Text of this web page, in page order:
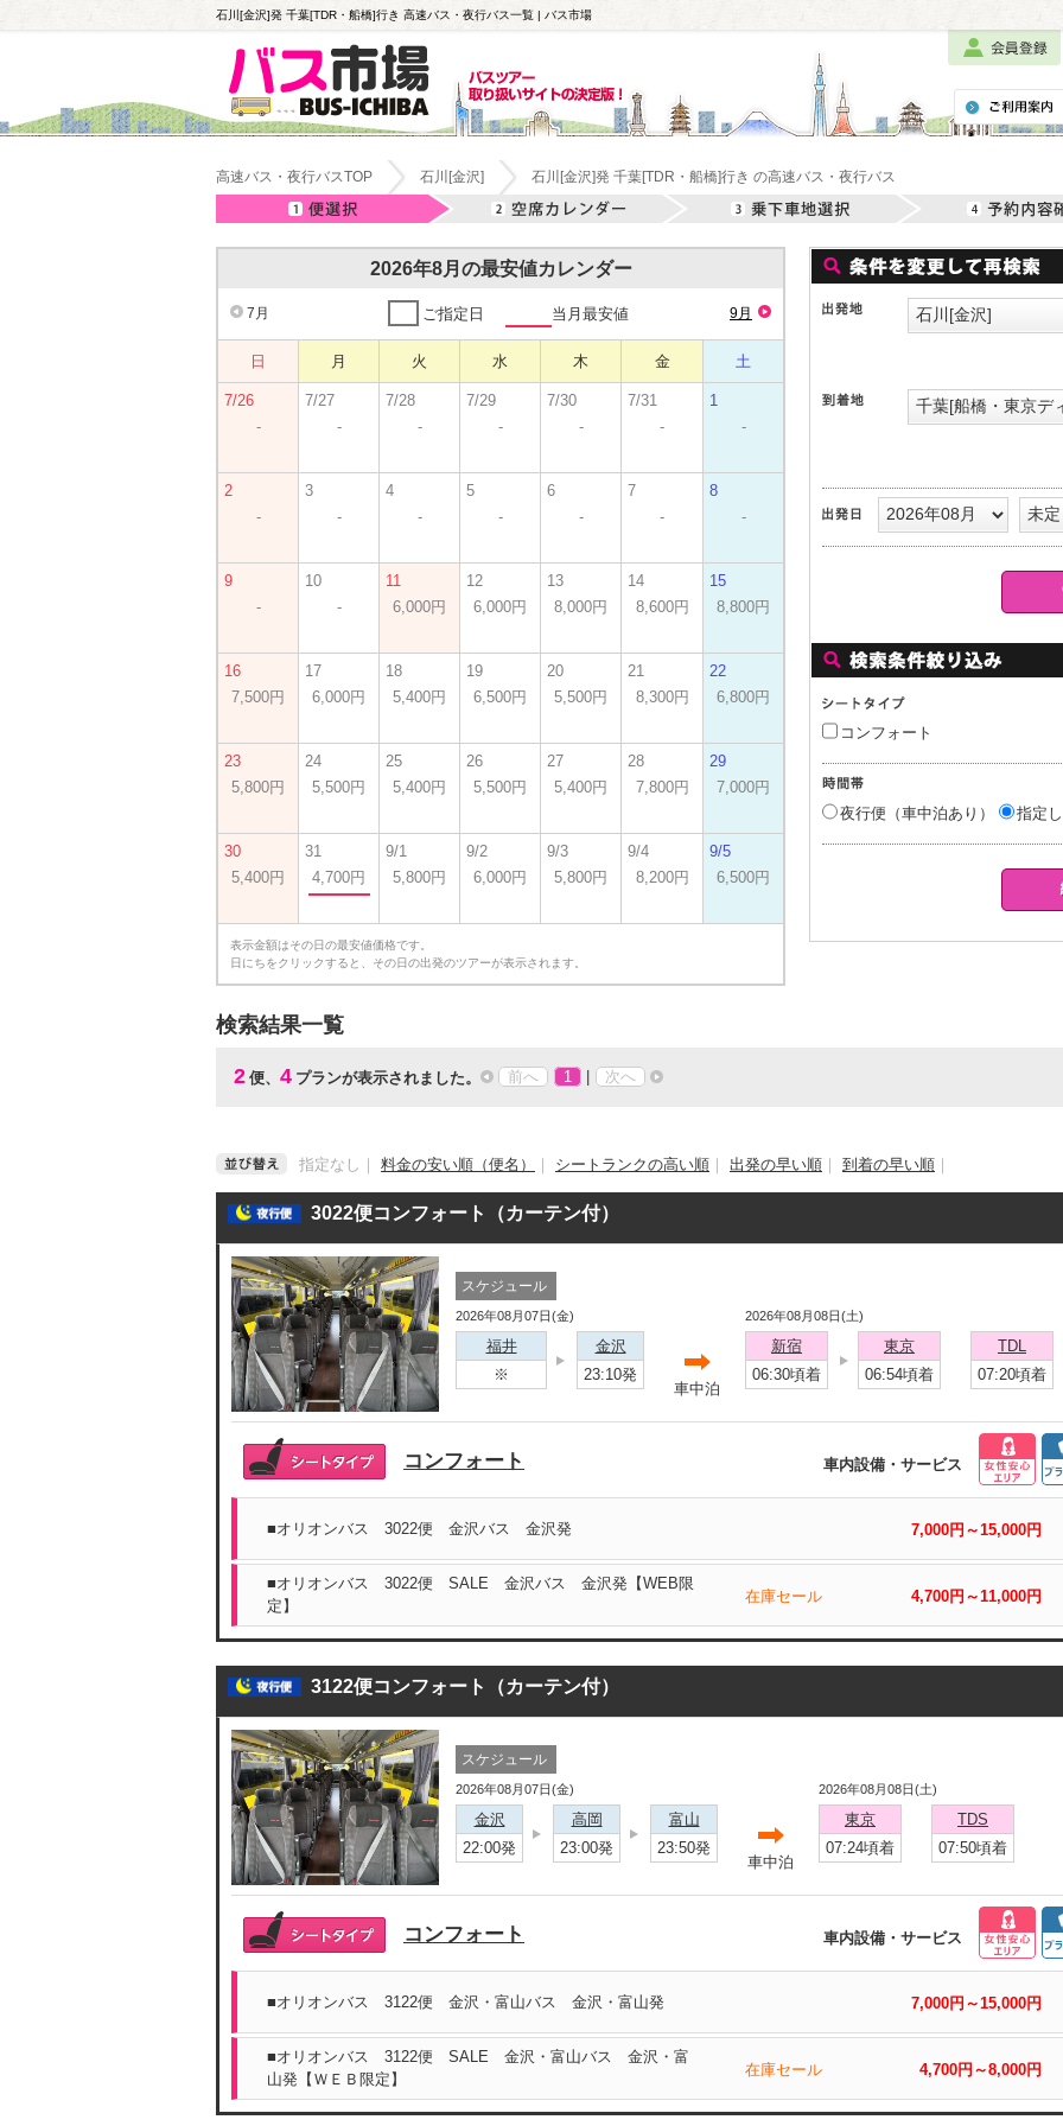
石川[金沢]発 千葉[TDR・船橋]行き 高速バス・夜行バス一覧 | バス市場
高速バス・夜行バスTOP 石川[金沢] 石川[金沢]発 千葉[TDR・船橋]行き の高速バス・夜行バス
2026年8月の最安値カレンダー
7月 9月
ご指定日 当月最安値
日 月 火 水 木 金 土
7/26
-
7/27
-
7/28
-
7/29
-
7/30
-
7/31
-
1
-
2
-
3
-
4
-
5
-
6
-
7
-
8
-
9
-
10
-
11
6,000円
12
6,000円
13
8,000円
14
8,600円
15
8,800円
16
7,500円
17
6,000円
18
5,400円
19
6,500円
20
5,500円
21
8,300円
22
6,800円
23
5,800円
24
5,500円
25
5,400円
26
5,500円
27
5,400円
28
7,800円
29
7,000円
30
5,400円
31
4,700円
9/1
5,800円
9/2
6,000円
9/3
5,800円
9/4
8,200円
9/5
6,500円
表示金額はその日の最安値価格です。
日にちをクリックすると、その日の出発のツアーが表示されます。
コンフォート
夜行便（車中泊あり） 指定
検索結果一覧
2 便、 4 プランが表示されました。 前へ 1 次へ
指定なし 料金の安い順（便名） シートランクの高い順 出発の早い順 到着の早い順
3022便コンフォート（カーテン付）
スケジュール
2026年08月07日(金)
福井
※
金沢
23:10発
車中泊
2026年08月08日(土)
新宿
06:30頃着
東京
06:54頃着
TDL
07:20頃着
コンフォート 車内設備・サービス
■オリオンバス 3022便 金沢バス 金沢発 7,000円～15,000円
■オリオンバス 3022便 SALE 金沢バス 金沢発【WEB限
定】
在庫セール 4,700円～11,000円
3122便コンフォート（カーテン付）
スケジュール
2026年08月07日(金)
金沢
22:00発
高岡
23:00発
富山
23:50発
車中泊
2026年08月08日(土)
東京
07:24頃着
TDS
07:50頃着
コンフォート 車内設備・サービス
■オリオンバス 3122便 金沢・富山バス 金沢・富山発 7,000円～15,000円
■オリオンバス 3122便 SALE 金沢・富山バス 金沢・富
山発【ＷＥＢ限定】
在庫セール 4,700円～8,000円